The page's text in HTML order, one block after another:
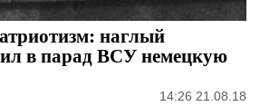
наглый
в парад ВСУ немецкую
14:26 21.08.18